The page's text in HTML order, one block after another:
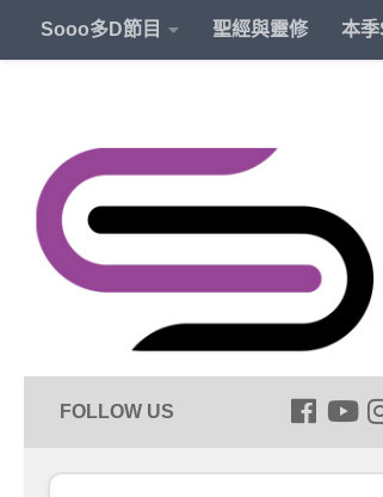
Sooo多D節目 聖經與靈修 本